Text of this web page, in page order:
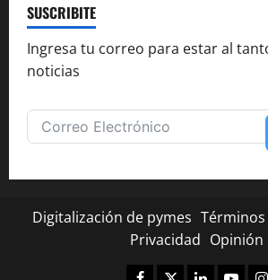
SUSCRIBITE
Ingresa tu correo para estar al
noticias
Digitalización de pymes
Privacidad Opinión
Facebook
TwitterLinkedinYoutube